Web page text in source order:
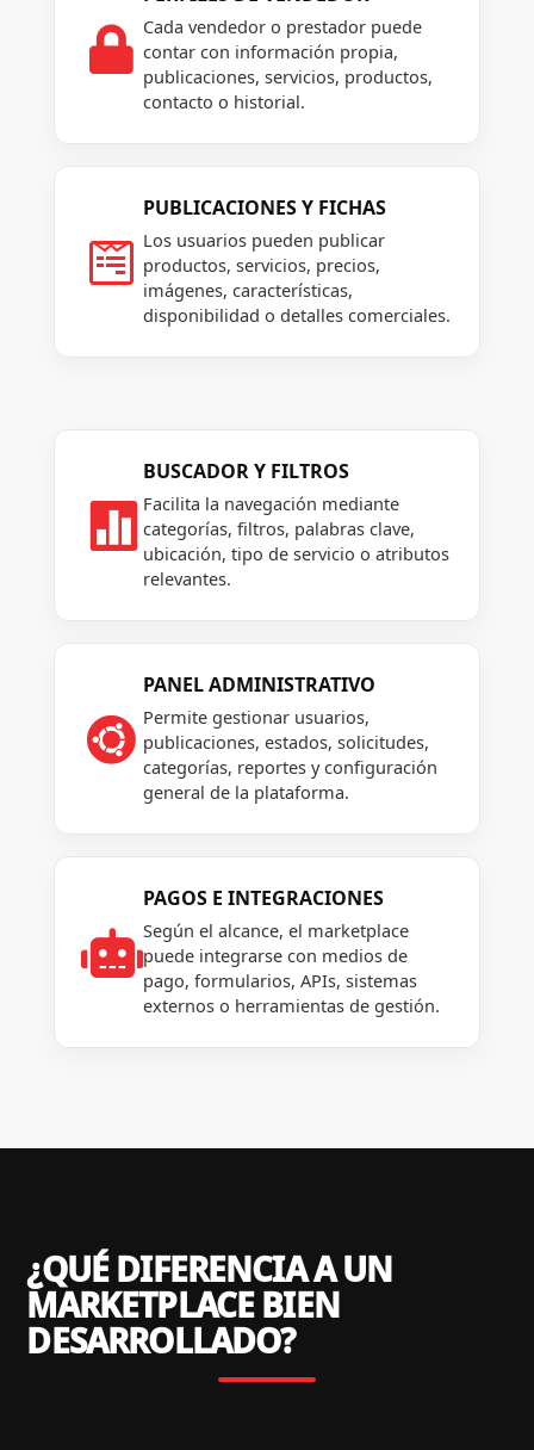
 Cada vendedor o prestador puede
contar con información propia,
publicaciones, servicios, productos,
contacto o historial.

PUBLICACIONES Y FICHAS
Los usuarios pueden publicar
productos, servicios, precios,
imágenes, características,
disponibilidad o detalles comerciales.

BUSCADOR Y FILTROS
Facilita la navegación mediante
categorías, filtros, palabras clave,
ubicación, tipo de servicio o atributos
relevantes.

PANEL ADMINISTRATIVO
Permite gestionar usuarios,
publicaciones, estados, solicitudes,
categorías, reportes y configuración
general de la plataforma.

PAGOS E INTEGRACIONES
Según el alcance, el marketplace
puede integrarse con medios de
pago, formularios, APIs, sistemas
externos o herramientas de gestión.
¿QUÉ DIFERENCIA A UN
MARKETPLACE BIEN
DESARROLLADO?